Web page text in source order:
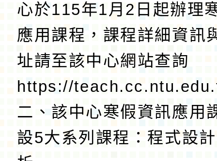
心於115年1月2日起辦理
應用課程，課程詳細資訊
址請至該中心網站查詢
https://
二、該中心寒假資訊應用
設5大系列課程：程式設